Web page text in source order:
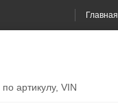
Главная
по артикулу, VIN